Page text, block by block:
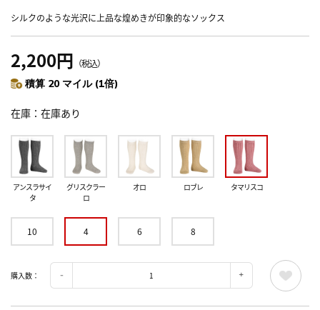
シルクのような光沢に上品な煌めきが印象的なソックス
2,200円 （税込）
積算 20 マイル (1倍)
在庫 在庫あり
アンスラサイ
タ
グリスクラー
ロ
オロ ロブレ タマリスコ
10 4 6 8
購入数：